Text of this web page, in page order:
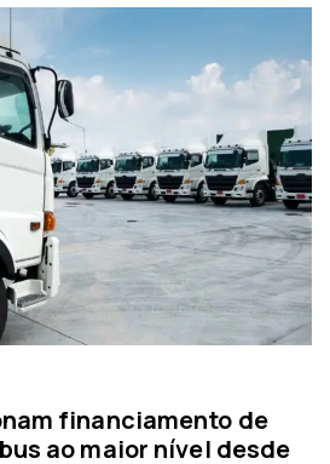
financiamento de
ao maior nível desde